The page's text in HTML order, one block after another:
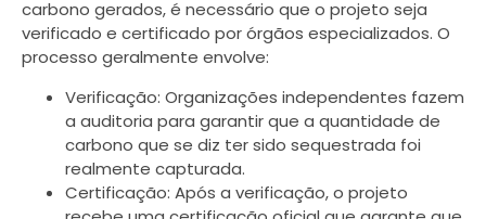
carbono gerados, é necessário que o projeto seja
verificado e certificado por órgãos especializados. O
processo geralmente envolve:
Verificação: Organizações independentes fazem
a auditoria para garantir que a quantidade de
carbono que se diz ter sido sequestrada foi
realmente capturada.
Certificação: Após a verificação, o projeto